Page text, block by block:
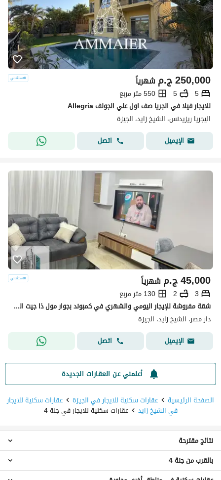
ج.م250,000 شهرياً
5
5
550 متر مربع
للايجار فيلا في الجريا صف اول علي الجولف Allegria
اليجريا ريزيدنس، الشيخ زايد، الجيزة
الإيميل
اتصل
ج.م45,000 شهرياً
3
2
130 متر مربع
شقة مفروشة للإيجار اليومي والشهري في كمبوند بجوار مول ذا جيت الشيخ زايد
دار مصر، الشيخ زايد، الجيزة
الإيميل
اتصل
أعلمني عن العقارات الجديدة
الصفحة الرئيسية
عقارات سكنية للايجار في الجيزة عقارات سكنية للايجار
في الشيخ زايد عقارات سكنية للايجار في جنة 4
عقارات 3 غرف نوم للايجار في جنة 4
شقق للايجار في جنة 4
نتائج مقترحة
بالقرب من جنة 4